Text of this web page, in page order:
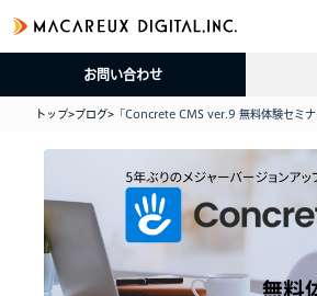
お問い合わせ
トップ>ブログ> 「Concrete CMS ver.9 無料体験セミ